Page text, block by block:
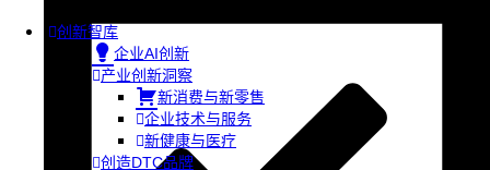
创新智库
企业AI创新
产业创新洞察
新消费与新零售
企业技术与服务
新健康与医疗
创造DTC品牌